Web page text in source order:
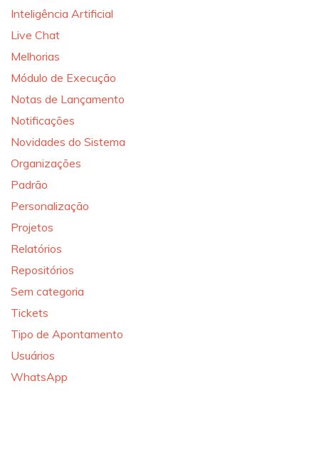
Inteligência Artificial
Live Chat
Melhorias
Módulo de Execução
Notas de Lançamento
Notificações
Novidades do Sistema
Organizações
Padrão
Personalização
Projetos
Relatórios
Repositórios
Sem categoria
Tickets
Tipo de Apontamento
Usuários
WhatsApp